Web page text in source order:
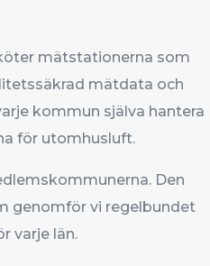
mätstationerna som
mätdata och
kommun själva hantera
för utomhusluft.
Den
genomför vi regelbundet
varje län.